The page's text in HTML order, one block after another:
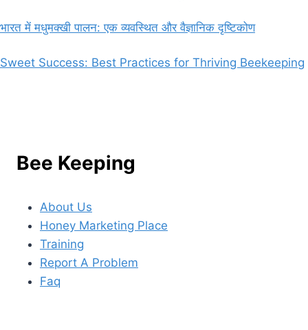
भारत में मधुमक्खी पालन: एक व्यवस्थित और वैज्ञानिक दृष्टिकोण
Sweet Success: Best Practices for Thriving Beekeeping
Bee Keeping
About Us
Honey Marketing Place
Training
Report A Problem
Faq